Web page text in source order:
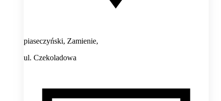
piaseczyński, Zamienie,
ul. Czekoladowa